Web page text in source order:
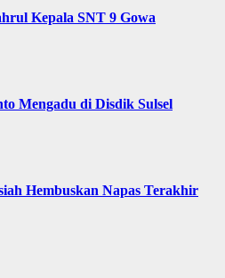
Kepala SNT 9 Gowa
Mengadu di Disdik Sulsel
Hembuskan Napas Terakhir